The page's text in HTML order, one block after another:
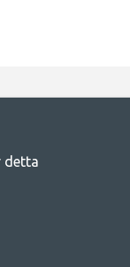
alla ska ha
detta